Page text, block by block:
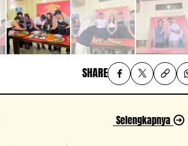
SHARE
Selengkapnya